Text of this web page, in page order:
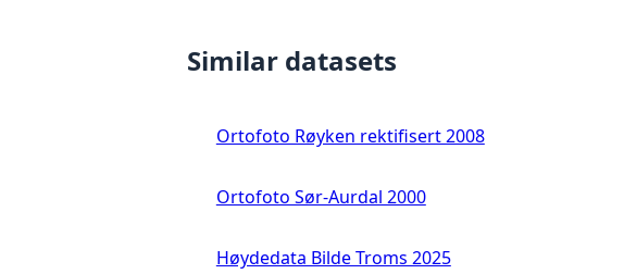
Similar datasets
Ortofoto Røyken rektifisert 2008
Ortofoto Sør-Aurdal 2000
Høydedata Bilde Troms 2025